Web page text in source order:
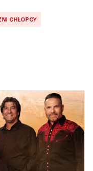
CHŁOPCY